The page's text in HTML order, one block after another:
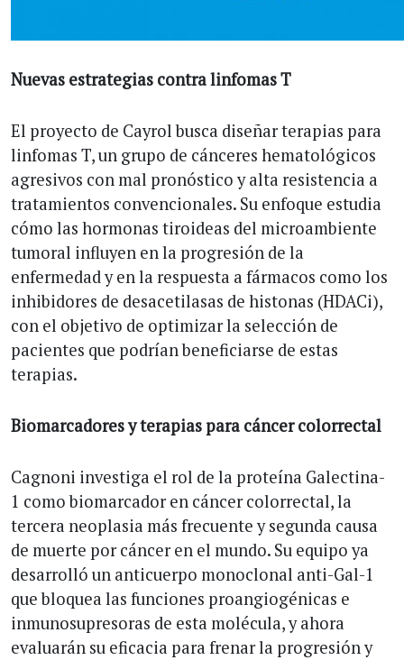
Nuevas estrategias contra linfomas T
El proyecto de Cayrol busca diseñar terapias para
linfomas T, un grupo de cánceres hematológicos
agresivos con mal pronóstico y alta resistencia a
tratamientos convencionales. Su enfoque estudia
cómo las hormonas tiroideas del microambiente
tumoral influyen en la progresión de la
enfermedad y en la respuesta a fármacos como los
inhibidores de desacetilasas de histonas (HDACi),
con el objetivo de optimizar la selección de
pacientes que podrían beneficiarse de estas
terapias.
Biomarcadores y terapias para cáncer colorrectal
Cagnoni investiga el rol de la proteína Galectina-
1 como biomarcador en cáncer colorrectal, la
tercera neoplasia más frecuente y segunda causa
de muerte por cáncer en el mundo. Su equipo ya
desarrolló un anticuerpo monoclonal anti-Gal-1
que bloquea las funciones proangiogénicas e
inmunosupresoras de esta molécula, y ahora
evaluarán su eficacia para frenar la progresión y